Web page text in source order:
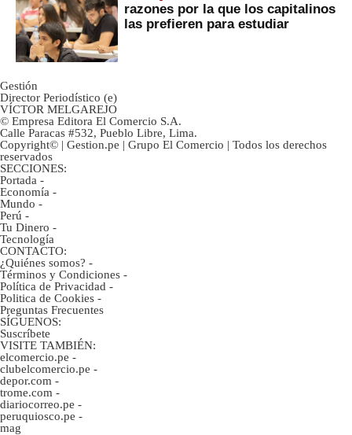
razones por la que los capitalinos
las prefieren para estudiar
Gestión
Director Periodístico (e)
VÍCTOR MELGAREJO
© Empresa Editora El Comercio S.A.
Calle Paracas #532, Pueblo Libre, Lima.
Copyright© | Gestion.pe | Grupo El Comercio | Todos los derechos
reservados
SECCIONES:
Portada -
Economía -
Mundo -
Perú -
Tu Dinero -
Tecnología
CONTACTO:
¿Quiénes somos? -
Términos y Condiciones -
Política de Privacidad -
Politica de Cookies -
Preguntas Frecuentes
SÍGUENOS:
Suscríbete
VISITE TAMBIÉN:
elcomercio.pe -
clubelcomercio.pe -
depor.com -
trome.com -
diariocorreo.pe -
peruquiosco.pe -
mag